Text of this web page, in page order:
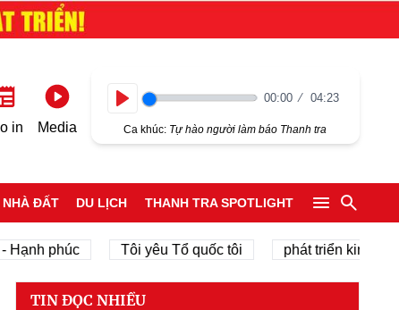
in Media
00:00 04:23
Ca khúc: Tự hào người làm báo Thanh tra
NHÀ ĐẤT DU LỊCH THANH TRA SPOTLIGHT
phúc Tôi yêu Tổ quốc tôi phát triển kinh tế tư
TIN ĐỌC NHIỀU